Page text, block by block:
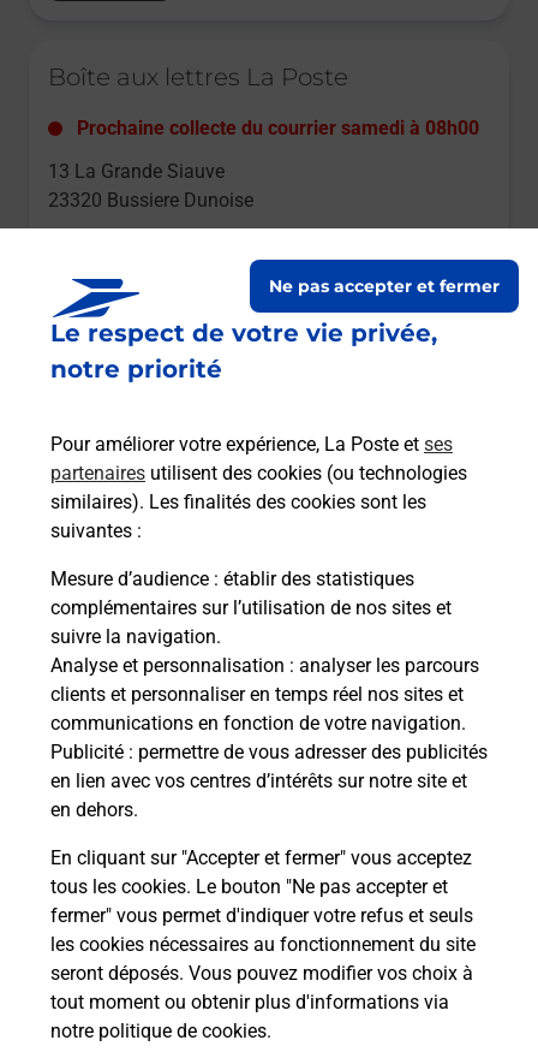
Le respect de votre vie privée,
notre priorité
Pour améliorer votre expérience, La Poste et ses
partenaires utilisent des cookies (ou technologies
similaires). Les finalités des cookies sont les
suivantes :
Mesure d’audience : établir des statistiques
complémentaires sur l’utilisation de nos sites et
suivre la navigation.
Analyse et personnalisation : analyser les parcours
clients et personnaliser en temps réel nos sites et
communications en fonction de votre navigation.
Publicité : permettre de vous adresser des publicités
en lien avec vos centres d’intérêts sur notre site et
en dehors.
En cliquant sur "Accepter et fermer" vous acceptez
tous les cookies. Le bouton "Ne pas accepter et
fermer" vous permet d'indiquer votre refus et seuls
les cookies nécessaires au fonctionnement du site
seront déposés. Vous pouvez modifier vos choix à
tout moment ou obtenir plus d'informations via
notre politique de cookies.
Ne pas accepter et fermer
Boîte aux lettres La Poste
Prochaine collecte du courrier samedi à 08h00
13 La Grande Siauve
23320 Bussiere Dunoise
Boîte aux lettres La Poste
1 Jalletat
23320 Bussiere Dunoise
Le lien s'ouvre dans un nouvel onglet
Boîte aux Lettres La Poste
Prochaine collecte du courriersamedi à 08h00
29 Langledure
23320 Bussiere Dunoise
Le lien s'ouvre dans un nouvel onglet
Localiser Liste Boîtes aux lettres Creuse Bussiere Dunoise